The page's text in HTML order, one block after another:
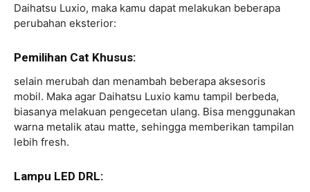
Daihatsu Luxio, maka kamu dapat melakukan beberapa
perubahan eksterior:
Pemilihan Cat Khusus:
selain merubah dan menambah beberapa aksesoris
mobil. Maka agar Daihatsu Luxio kamu tampil berbeda,
biasanya melakuan pengecetan ulang. Bisa menggunakan
warna metalik atau matte, sehingga memberikan tampilan
lebih fresh.
Lampu LED DRL: